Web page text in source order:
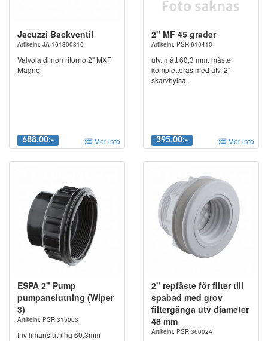
Jacuzzi Backventil
Artikelnr. JA 161300810
Valvola di non ritorno 2" MXF
Magne
688.00:- Mer info
2" MF 45 grader
Artikelnr. PSR 610410
utv. mått 60,3 mm. måste
kompletteras med utv. 2"
skarvhylsa.
395.00:- Mer info
ESPA 2" Pump
pumpanslutning (Wiper
3)
Artikelnr. PSR 315003
Inv limanslutning 60,3mm
2" repfäste för filter tlll
spabad med grov
filtergänga utv diameter
48 mm
Artikelnr. PSR 360024